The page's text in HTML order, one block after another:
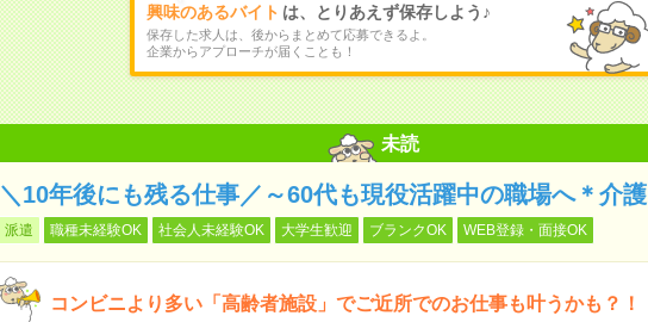
興味のあるバイト は、とりあえず保存しよう♪
保存した求人は、後からまとめて応募できるよ。
企業からアプローチが届くことも！
未読
＼10年後にも残る仕事／～60代も現役活躍中の職場へ＊介護
派遣 職種未経験OK 社会人未経験OK 大学生歓迎 ブランクOK WEB登録・面接OK
コンビニより多い「高齢者施設」でご近所でのお仕事も叶うかも？！